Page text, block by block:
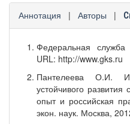
Аннотация | Авторы |
Федеральная служба
URL: http://www.gks.ru
Пантелеева О.И.
устойчивого развития
опыт и российская
экон. наук. Москва,